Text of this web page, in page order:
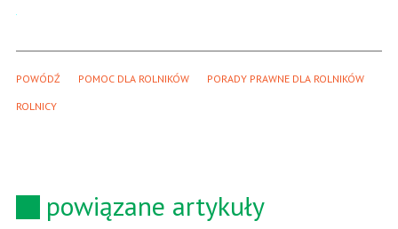
POWÓDŹ POMOC DLA ROLNIKÓW PORADY PRAWNE DLA ROLNIKÓW
ROLNICY
powiązane artykuły